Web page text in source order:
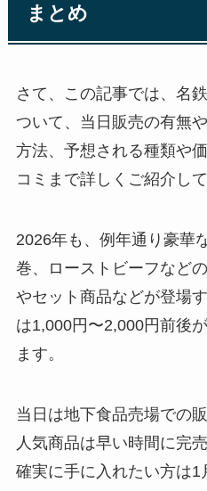
まとめ
さて、この記事では、名
ついて、当日販売の有無
方法、予想される種類や
コミまで詳しくご紹介して
2026年も、例年通り豪華
巻、ローストビーフなど
やセット商品などが登場
は1,000円〜2,000円前後
ます。
当日は地下食品売場での
人気商品は早い時間に完
確実に手に入れたい方は1